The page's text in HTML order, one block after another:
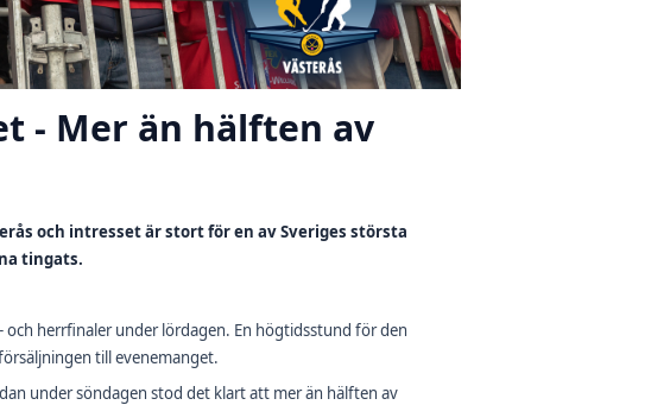
- Mer än hälften av
och intresset är stort för en av Sveriges största
tingats.
och herrfinaler under lördagen. En högtidsstund för den
till evenemanget.
under söndagen stod det klart att mer än hälften av